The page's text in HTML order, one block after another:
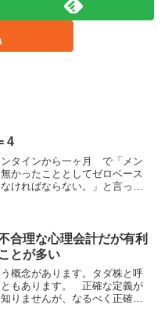
4
ンタインから一ヶ月 で「メン
かったこととしてゼロベース
ければならない。」と言った
だけでン億...
合理な心理会計だが有利
とが多い
概念があります。タダ株と呼
もあります。 正確な定義が
りませんが、なるべく正確か